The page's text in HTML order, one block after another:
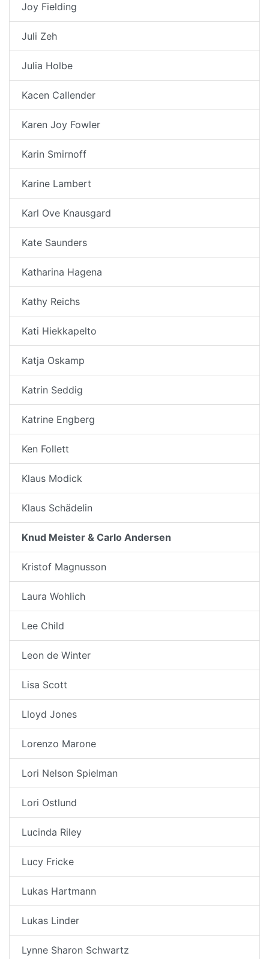
Joy Fielding
Juli Zeh
Julia Holbe
Kacen Callender
Karen Joy Fowler
Karin Smirnoff
Karine Lambert
Karl Ove Knausgard
Kate Saunders
Katharina Hagena
Kathy Reichs
Kati Hiekkapelto
Katja Oskamp
Katrin Seddig
Katrine Engberg
Ken Follett
Klaus Modick
Klaus Schädelin
Knud Meister & Carlo Andersen
Kristof Magnusson
Laura Wohlich
Lee Child
Leon de Winter
Lisa Scott
Lloyd Jones
Lorenzo Marone
Lori Nelson Spielman
Lori Ostlund
Lucinda Riley
Lucy Fricke
Lukas Hartmann
Lukas Linder
Lynne Sharon Schwartz